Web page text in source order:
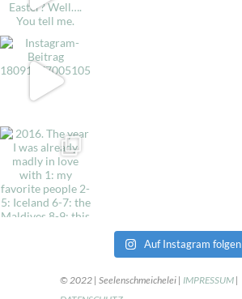
Auf Instagram folgen
© 2022 | Seelenschmeichelei | IMPRESSUM |